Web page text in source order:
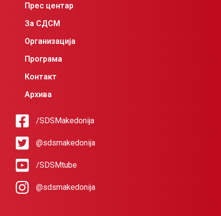
Прес центар
За СДСМ
Организација
Програма
Контакт
Архива
/SDSMakedonija
@sdsmakedonija
/SDSMtube
@sdsmakedonija